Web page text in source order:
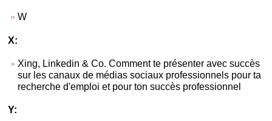
W
X:
Xing, Linkedin & Co. Comment te présenter avec succès
sur les canaux de médias sociaux professionnels pour ta
recherche d'emploi et pour ton succès professionnel
Y: